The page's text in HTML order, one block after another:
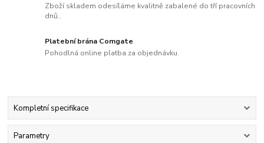
Zboží skladem odesíláme kvalitně zabalené do tří pracovních
dnů..
Platební brána Comgate
Pohodlná online platba za objednávku.
Kompletní specifikace
Parametry